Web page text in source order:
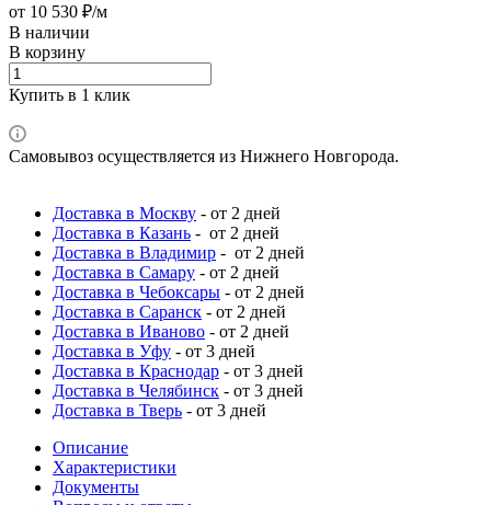
от 10 530 ₽/м
В наличии
В корзину
Купить в 1 клик
Самовывоз осуществляется из Нижнего Новгорода.
Доставка в Москву - от 2 дней
Доставка в Казань - от 2 дней
Доставка в Владимир - от 2 дней
Доставка в Самару - от 2 дней
Доставка в Чебоксары - от 2 дней
Доставка в Саранск - от 2 дней
Доставка в Иваново - от 2 дней
Доставка в Уфу - от 3 дней
Доставка в Краснодар - от 3 дней
Доставка в Челябинск - от 3 дней
Доставка в Тверь - от 3 дней
Описание
Характеристики
Документы